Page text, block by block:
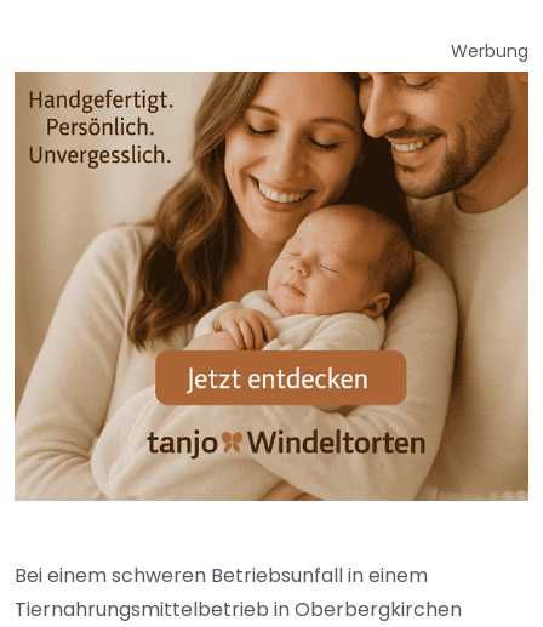
Werbung
Bei einem schweren Betriebsunfall in einem
Tiernahrungsmittelbetrieb in Oberbergkirchen